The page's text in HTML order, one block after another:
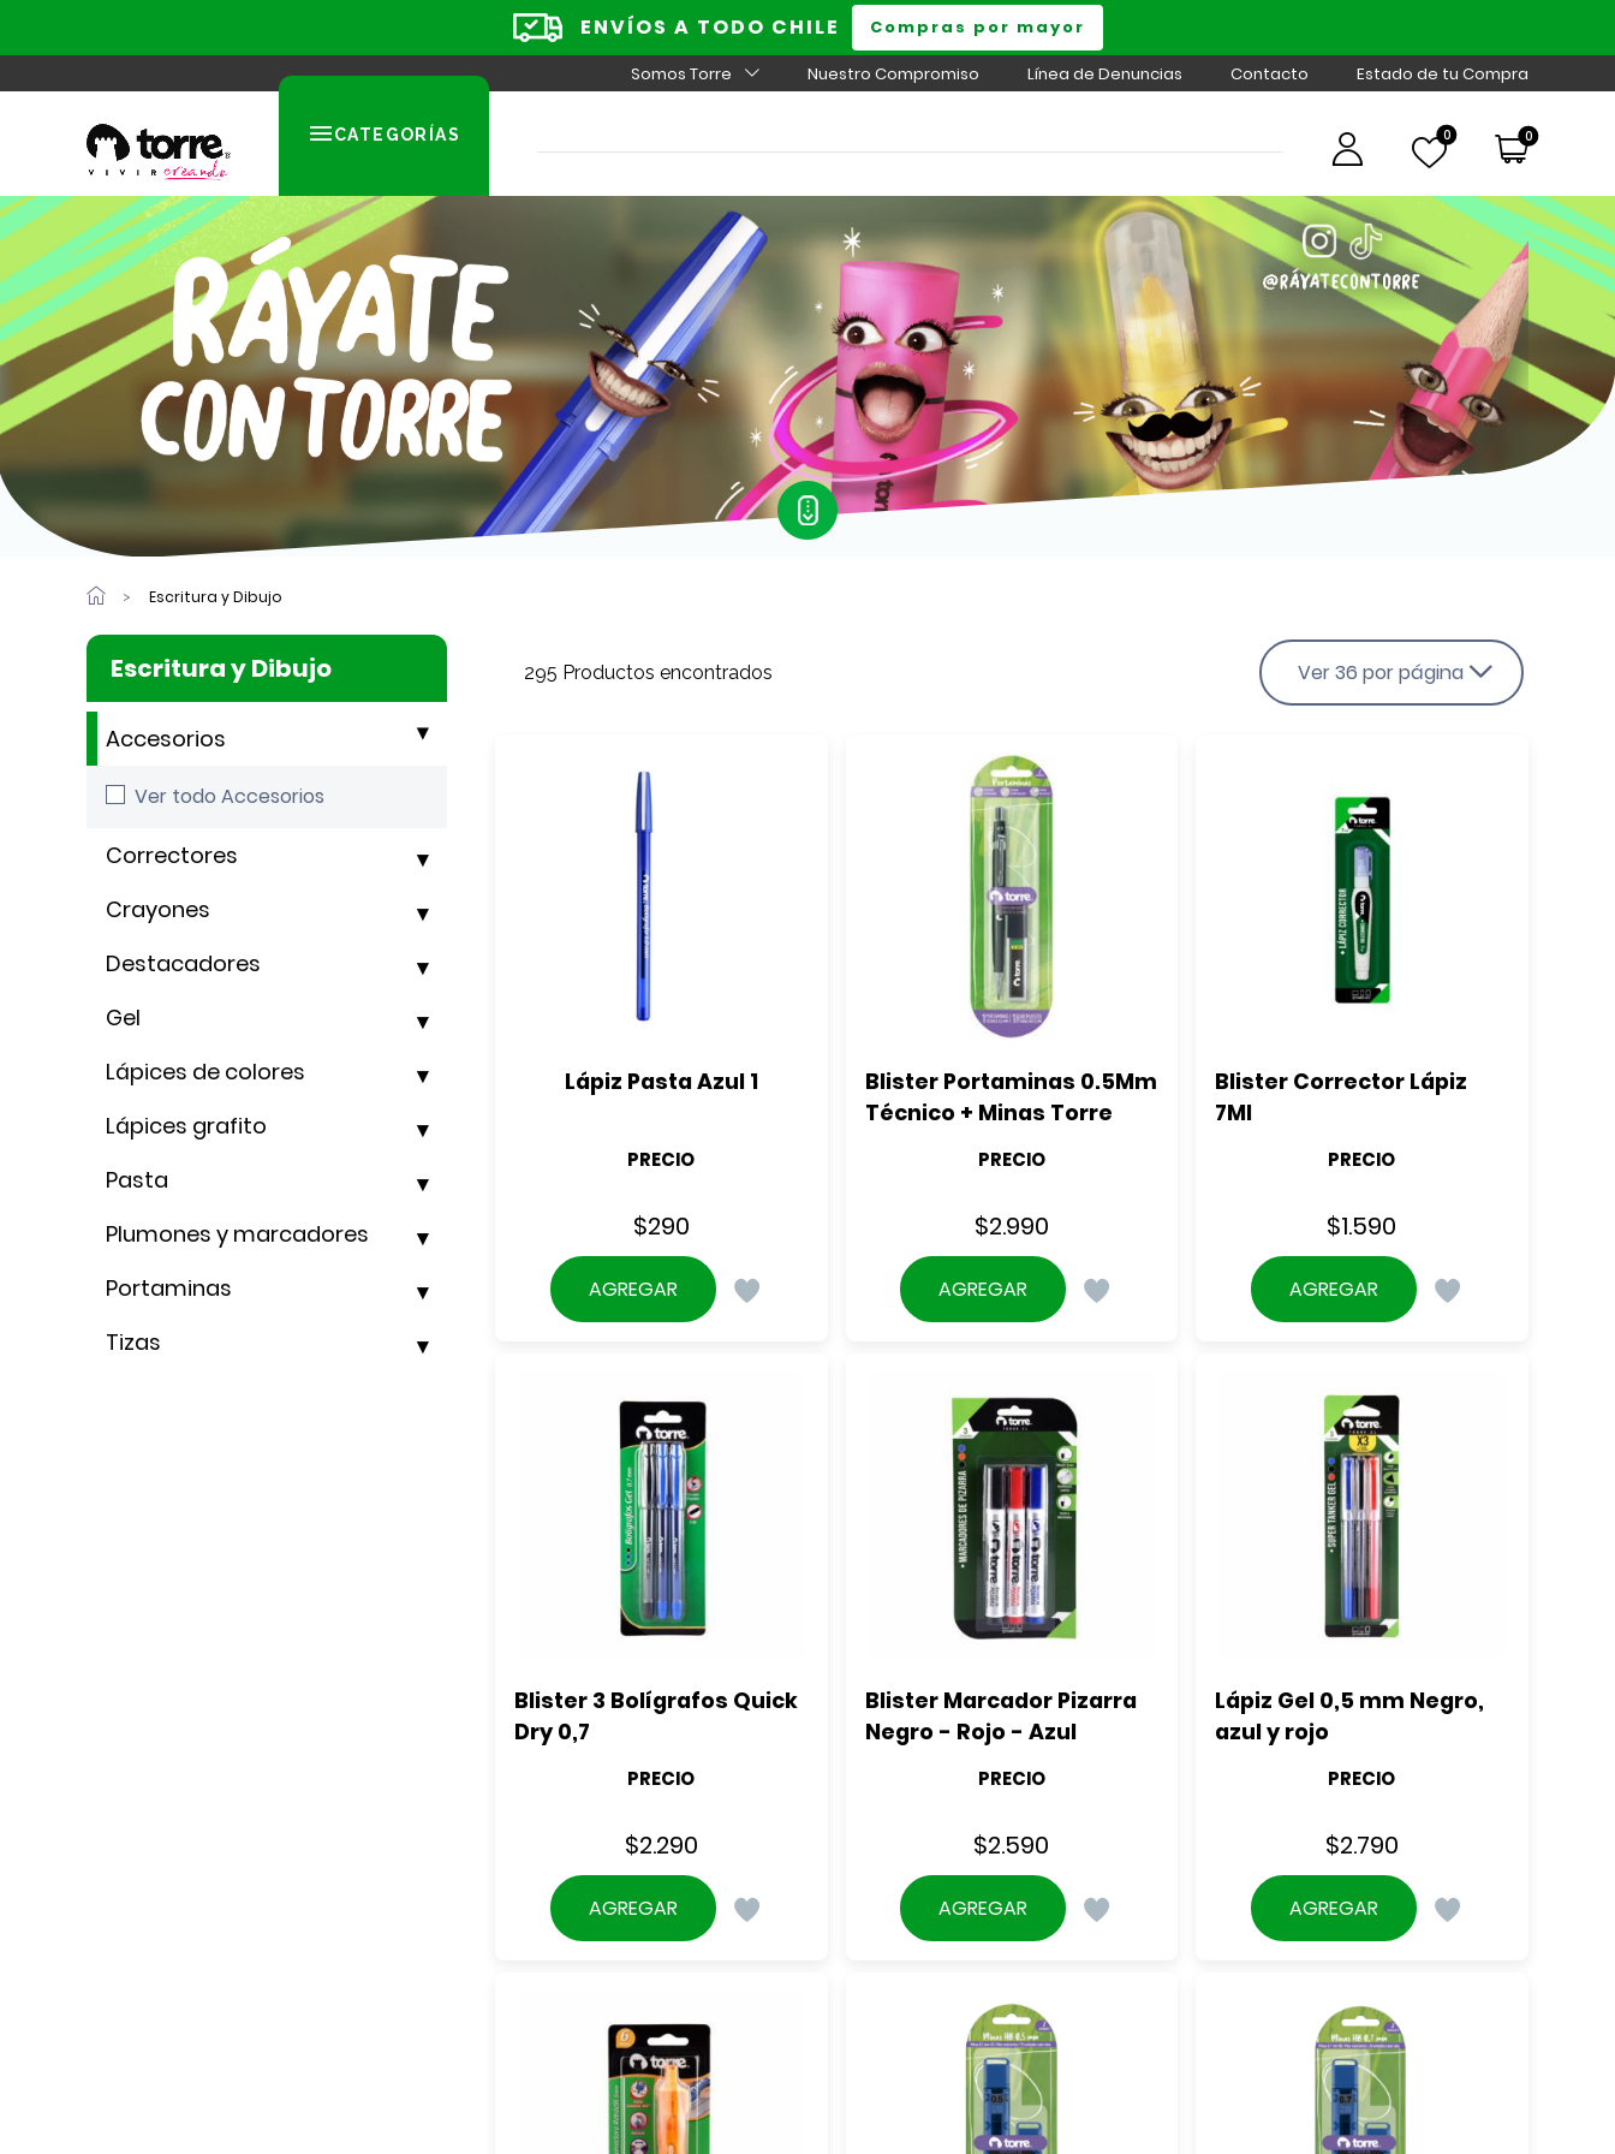
ENVÍOS A TODO CHILE Compras por mayor
Somos Torre Nuestro Compromiso Línea de Denuncias Contacto Estado de tu Compra
CATEGORÍAS 0 0
Escritura y Dibujo
Escritura y Dibujo
Ver todo Accesorios
Accesorios
Correctores
Crayones
Destacadores
Gel
Lápices de colores
Lápices grafito
Pasta
Plumones y marcadores
Portaminas
Tizas
295 Productos encontrados Ver 36 por página
Lápiz Pasta Azul 1
PRECIO
$290
AGREGAR
Blister Portaminas 0.5Mm
Técnico + Minas Torre
PRECIO
$2.990
AGREGAR
Blister Corrector Lápiz
7Ml
PRECIO
$1.590
AGREGAR
Blister 3 Bolígrafos Quick
Dry 0,7
PRECIO
$2.290
AGREGAR
Blister Marcador Pizarra
Negro - Rojo - Azul
PRECIO
$2.590
AGREGAR
Lápiz Gel 0,5 mm Negro,
azul y rojo
PRECIO
$2.790
AGREGAR